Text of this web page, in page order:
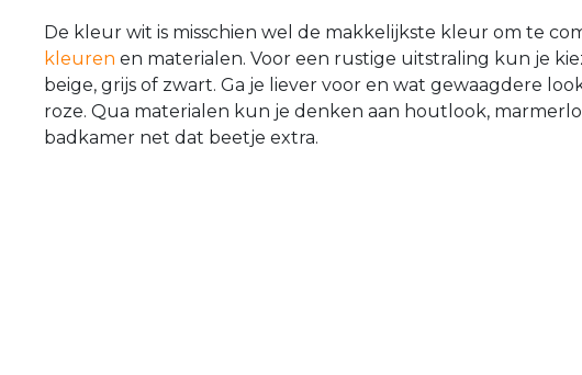
De kleur wit is misschien wel de makkelijkste kleur om te
kleuren en materialen. Voor een rustige uitstraling kun je
beige, grijs of zwart. Ga je liever voor en wat gewaagdere
roze. Qua materialen kun je denken aan houtlook,
badkamer net dat beetje extra.